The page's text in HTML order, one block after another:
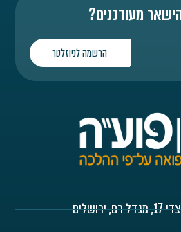
מעודכנים?
הרשמה לניוזלטר
ירושלים